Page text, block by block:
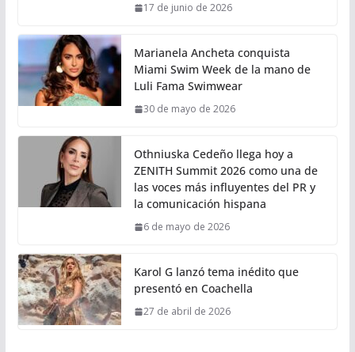
17 de junio de 2026
Marianela Ancheta conquista
Miami Swim Week de la mano de
Luli Fama Swimwear
30 de mayo de 2026
Othniuska Cedeño llega hoy a
ZENITH Summit 2026 como una de
las voces más influyentes del PR y
la comunicación hispana
6 de mayo de 2026
Karol G lanzó tema inédito que
presentó en Coachella
27 de abril de 2026